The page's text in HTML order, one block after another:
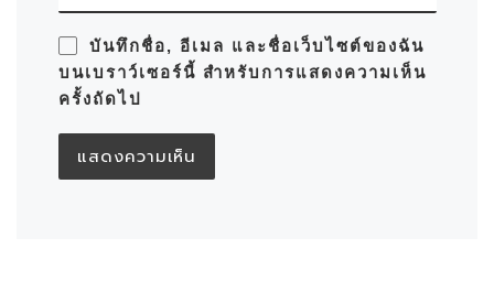
บันทึกชื่อ, อีเมล และชื่อเว็บไซต์ของฉัน
บนเบราว์เซอร์นี้ สำหรับการแสดงความเห็น
ครั้งถัดไป